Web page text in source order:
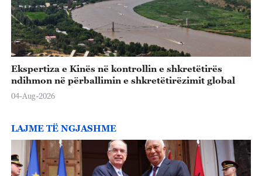
Ekspertiza e Kinës në kontrollin e shkretëtirës
ndihmon në përballimin e shkretëtirëzimit global
04-Aug-2026
LAJME TË NGJASHME